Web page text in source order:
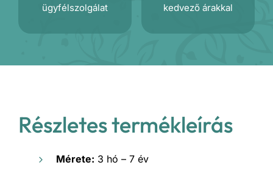
ügyfélszolgálat
kedvező árakkal
Részletes termékleírás
Mérete: 3 hó – 7 év